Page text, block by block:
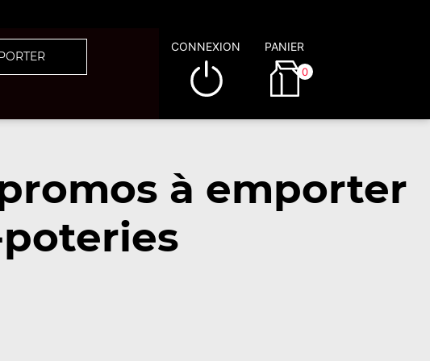
CONNEXION PANIER
0
à emporter